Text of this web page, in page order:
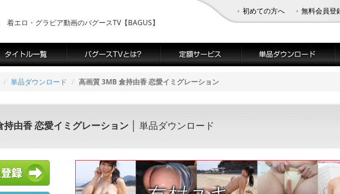
着エロ・グラビア動画のバグースTV【BAGUS】
初めての方へ 無料会員登
単品ダウンロード 高画質 3MB 倉持由香 恋愛イミグレーション
由香 恋愛イミグレーション │ 単品ダウンロード